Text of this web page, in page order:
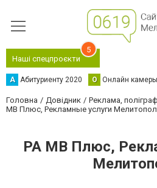
Наші спецпроєкти
5
А Абитуриенту 2020 О Онлайн
Головна Довідник Реклама,
МВ Плюс, Рекламные услуги
РА МВ Плюс,